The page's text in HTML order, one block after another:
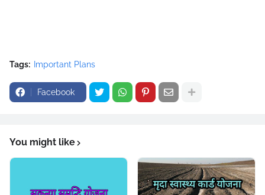
Tags: Important Plans
Facebook
You might like